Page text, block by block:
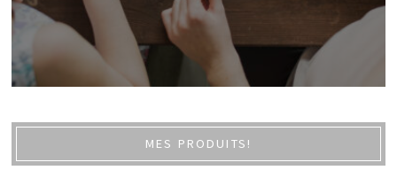
MES PRODUITS!